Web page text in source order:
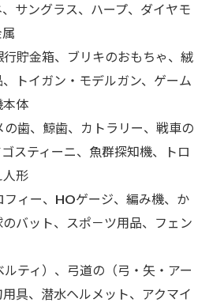
サングラス、ハープ、ダイヤモ
行貯金箱、ブリキのおもちゃ、絨
トイガン・モデルガン、ゲーム
本体
の歯、鯨歯、カトラリー、戦車の
スティーニ、魚群探知機、トロ
人形
フィー、HOゲージ、編み機、か
バット、スポ－ツ用品、フェン
ティ）、弓道の（弓・矢・アー
具、潜水ヘルメット、アクマイ